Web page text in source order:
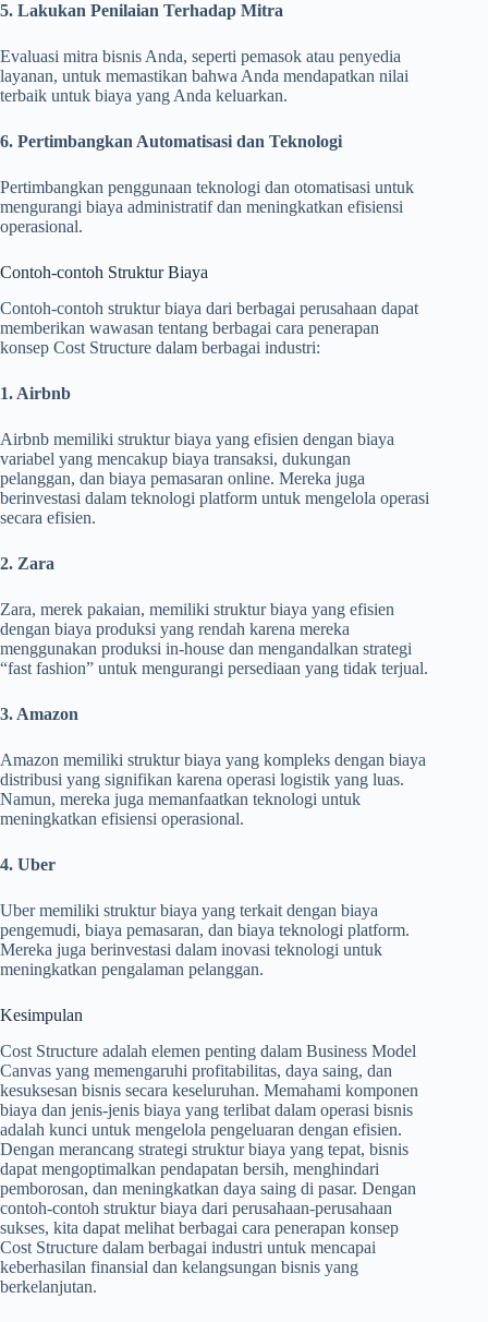
5. Lakukan Penilaian Terhadap Mitra
Evaluasi mitra bisnis Anda, seperti pemasok atau penyedia
layanan, untuk memastikan bahwa Anda mendapatkan nilai
terbaik untuk biaya yang Anda keluarkan.
6. Pertimbangkan Automatisasi dan Teknologi
Pertimbangkan penggunaan teknologi dan otomatisasi untuk
mengurangi biaya administratif dan meningkatkan efisiensi
operasional.
Contoh-contoh Struktur Biaya
Contoh-contoh struktur biaya dari berbagai perusahaan dapat
memberikan wawasan tentang berbagai cara penerapan
konsep Cost Structure dalam berbagai industri:
1. Airbnb
Airbnb memiliki struktur biaya yang efisien dengan biaya
variabel yang mencakup biaya transaksi, dukungan
pelanggan, dan biaya pemasaran online. Mereka juga
berinvestasi dalam teknologi platform untuk mengelola operasi
secara efisien.
2. Zara
Zara, merek pakaian, memiliki struktur biaya yang efisien
dengan biaya produksi yang rendah karena mereka
menggunakan produksi in-house dan mengandalkan strategi
“fast fashion” untuk mengurangi persediaan yang tidak terjual.
3. Amazon
Amazon memiliki struktur biaya yang kompleks dengan biaya
distribusi yang signifikan karena operasi logistik yang luas.
Namun, mereka juga memanfaatkan teknologi untuk
meningkatkan efisiensi operasional.
4. Uber
Uber memiliki struktur biaya yang terkait dengan biaya
pengemudi, biaya pemasaran, dan biaya teknologi platform.
Mereka juga berinvestasi dalam inovasi teknologi untuk
meningkatkan pengalaman pelanggan.
Kesimpulan
Cost Structure adalah elemen penting dalam Business Model
Canvas yang memengaruhi profitabilitas, daya saing, dan
kesuksesan bisnis secara keseluruhan. Memahami komponen
biaya dan jenis-jenis biaya yang terlibat dalam operasi bisnis
adalah kunci untuk mengelola pengeluaran dengan efisien.
Dengan merancang strategi struktur biaya yang tepat, bisnis
dapat mengoptimalkan pendapatan bersih, menghindari
pemborosan, dan meningkatkan daya saing di pasar. Dengan
contoh-contoh struktur biaya dari perusahaan-perusahaan
sukses, kita dapat melihat berbagai cara penerapan konsep
Cost Structure dalam berbagai industri untuk mencapai
keberhasilan finansial dan kelangsungan bisnis yang
berkelanjutan.